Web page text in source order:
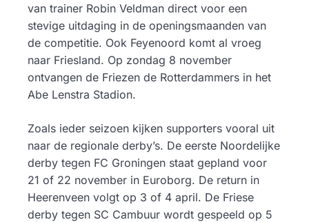
van trainer Robin Veldman direct voor een
stevige uitdaging in de openingsmaanden van
de competitie. Ook Feyenoord komt al vroeg
naar Friesland. Op zondag 8 november
ontvangen de Friezen de Rotterdammers in het
Abe Lenstra Stadion.
Zoals ieder seizoen kijken supporters vooral uit
naar de regionale derby’s. De eerste Noordelijke
derby tegen FC Groningen staat gepland voor
21 of 22 november in Euroborg. De return in
Heerenveen volgt op 3 of 4 april. De Friese
derby tegen SC Cambuur wordt gespeeld op 5